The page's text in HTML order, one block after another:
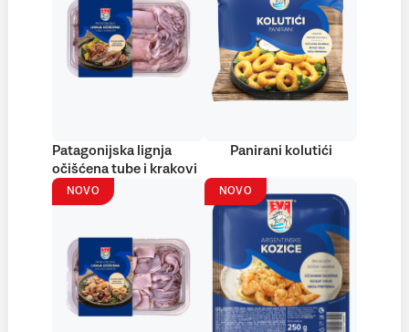
Patagonijska lignja
očišćena tube i krakovi
Panirani kolutići
NOVO NOVO